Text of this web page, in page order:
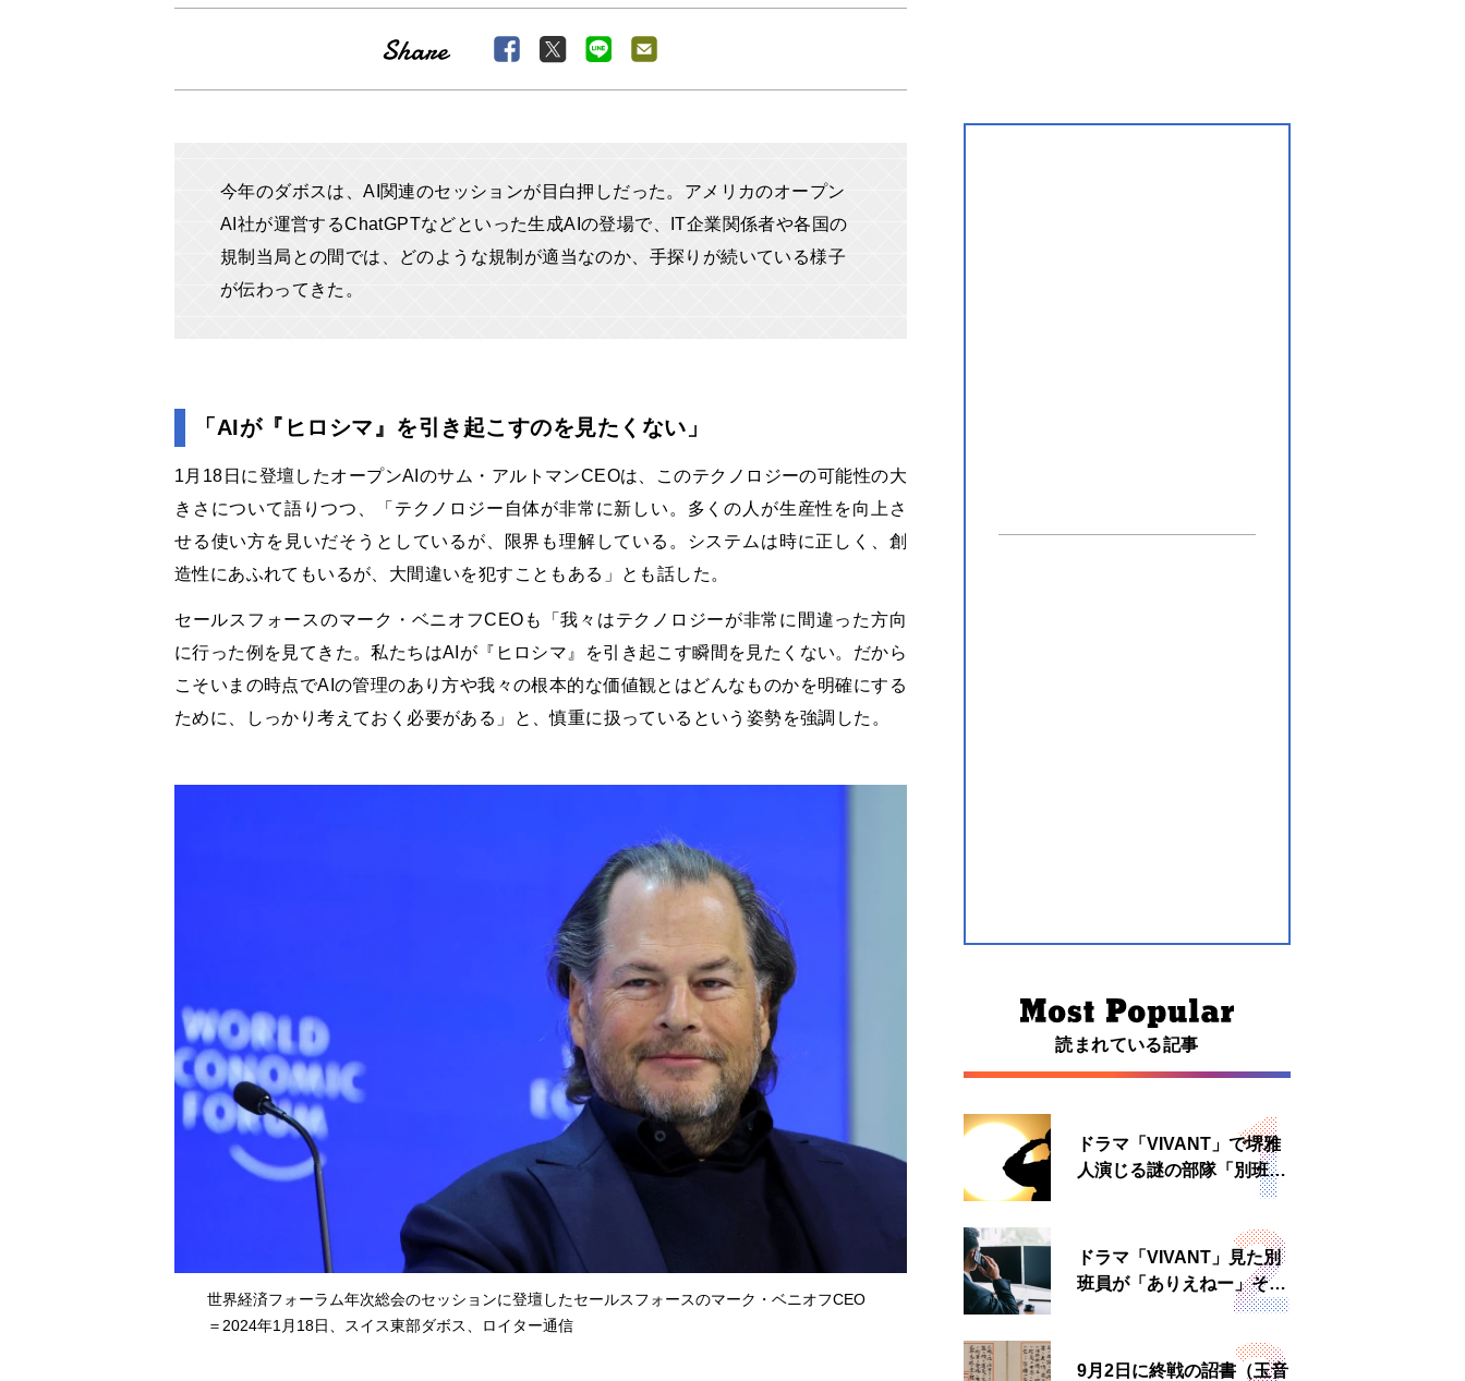
今年のダボスは、AI関連のセッションが目白押しだった。アメリカのオープン
AI社が運営するChatGPTなどといった生成AIの登場で、IT企業関係者や各国の
規制当局との間では、どのような規制が適当なのか、手探りが続いている様子
が伝わってきた。
「AIが『ヒロシマ』を引き起こすのを見たくない」
1月18日に登壇したオープンAIのサム・アルトマンCEOは、このテクノロジーの可能性の大
きさについて語りつつ、「テクノロジー自体が非常に新しい。多くの人が生産性を向上さ
せる使い方を見いだそうとしているが、限界も理解している。システムは時に正しく、創
造性にあふれてもいるが、大間違いを犯すこともある」とも話した。
セールスフォースのマーク・ベニオフCEOも「我々はテクノロジーが非常に間違った方向
に行った例を見てきた。私たちはAIが『ヒロシマ』を引き起こす瞬間を見たくない。だから
こそいまの時点でAIの管理のあり方や我々の根本的な価値観とはどんなものかを明確にする
ために、しっかり考えておく必要がある」と、慎重に扱っているという姿勢を強調した。
世界経済フォーラム年次総会のセッションに登壇したセールスフォースのマーク・ベニオフCEO
＝2024年1月18日、スイス東部ダボス、ロイター通信
読まれている記事
ドラマ「VIVANT」で堺雅
人演じる謎の部隊「別班」
は実在する？内情知る人物
ドラマ「VIVANT」見た別
班員が「ありえねー」その
理由とは 非公然組織ゆえ
9月2日に終戦の詔書（玉音